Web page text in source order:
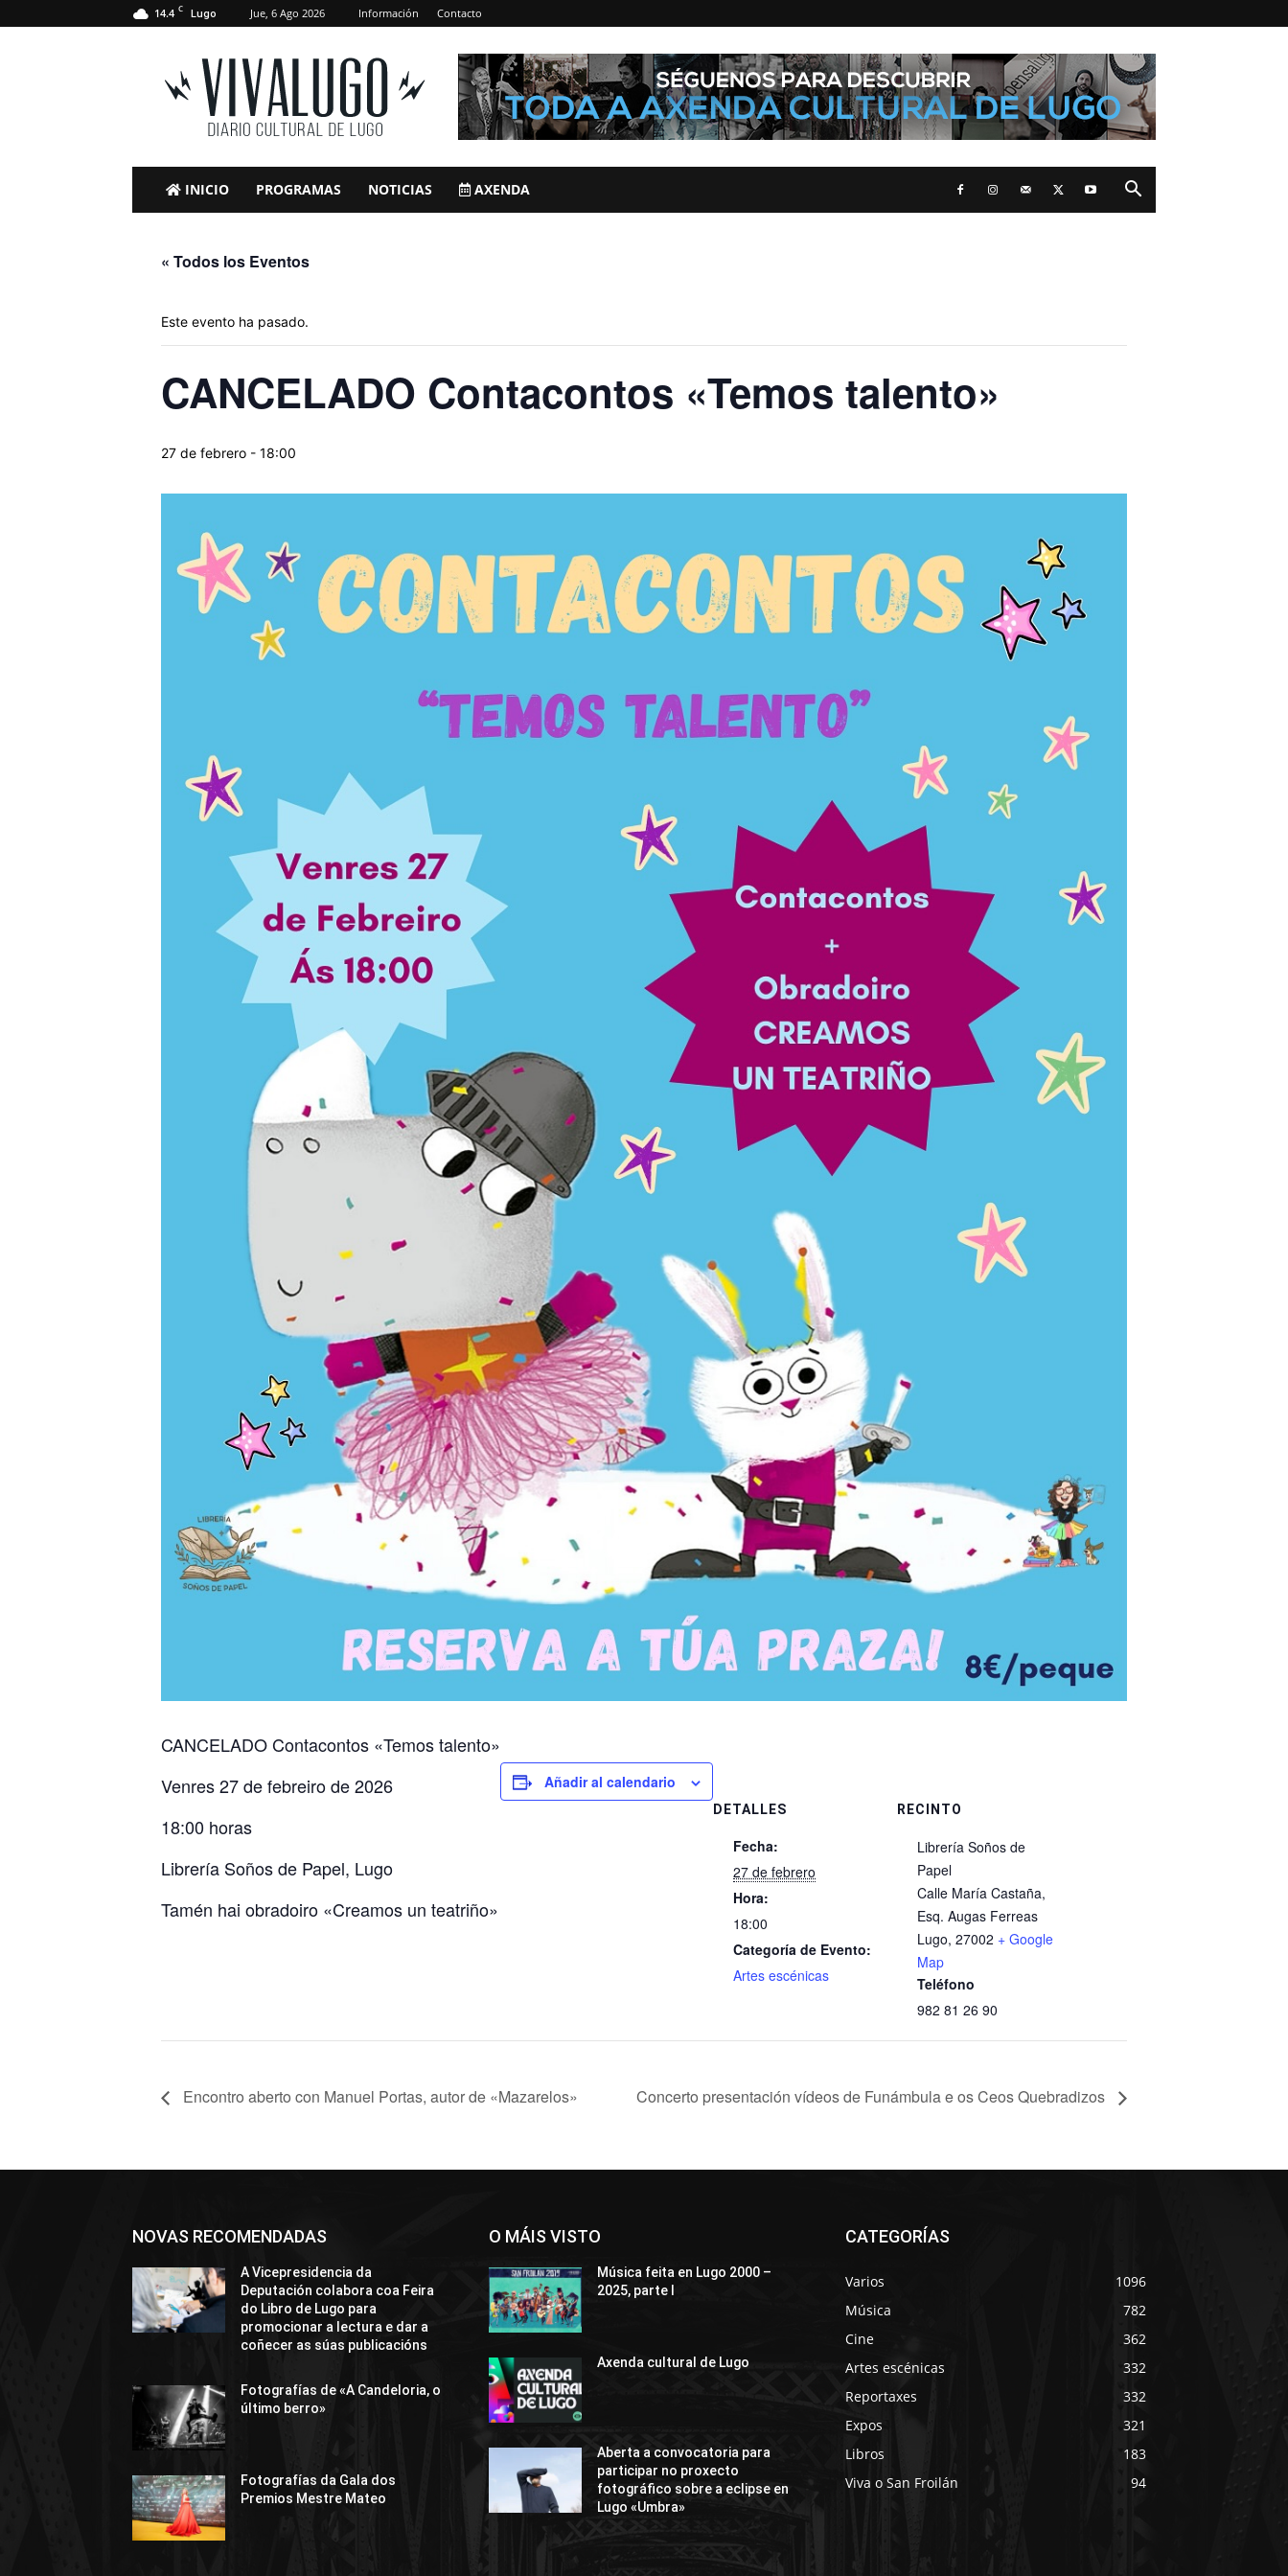
14.4 C Lugo Jue, 6 Ago 2026 Información Contacto
VivaLugo
INICIO PROGRAMAS NOTICIAS AXENDA
« Todos los Eventos
Este evento ha pasado.
CANCELADO Contacontos «Temos talento»
27 de febrero - 18:00
CANCELADO Contacontos «Temos talento»
Venres 27 de febreiro de 2026
18:00 horas
Librería Soños de Papel, Lugo
Tamén hai obradoiro «Creamos un teatriño»
Añadir al calendario
DETALLES
Fecha:
27 de febrero
Hora:
18:00
Categoría de Evento:
Artes escénicas
RECINTO
Librería Soños de
Papel
Calle María Castaña,
Esq. Augas Ferreas
Lugo, 27002 + Google
Map
Teléfono
982 81 26 90
Encontro aberto con Manuel Portas, autor de «Mazarelos» Concerto presentación vídeos de Funámbula e os Ceos Quebradizos
NOVAS RECOMENDADAS
A Vicepresidencia da
Deputación colabora coa Feira
do Libro de Lugo para
promocionar a lectura e dar a
coñecer as súas publicacións
Fotografías de «A Candeloria, o
último berro»
Fotografías da Gala dos
Premios Mestre Mateo
O MÁIS VISTO
Música feita en Lugo 2000 –
2025, parte I
Axenda cultural de Lugo
Aberta a convocatoria para
participar no proxecto
fotográfico sobre a eclipse en
Lugo «Umbra»
CATEGORÍAS
Varios
1096
Música
782
Cine
362
Artes escénicas
332
Reportaxes
332
Expos
321
Libros
183
Viva o San Froilán
94